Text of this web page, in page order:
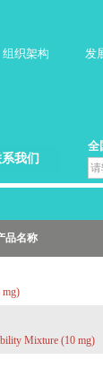
组织架构 发
我们
全
品名称
mg)
Mixture (10 mg)